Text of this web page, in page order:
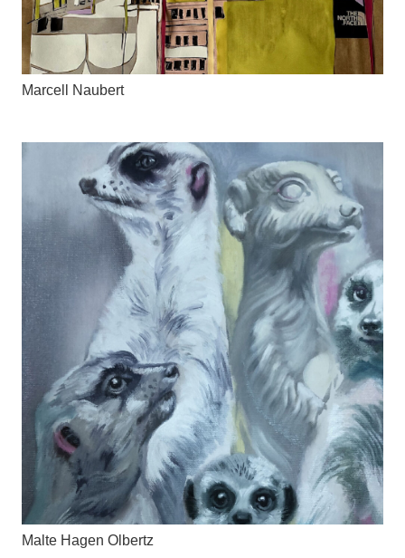
Marcell Naubert
Malte Hagen Olbertz